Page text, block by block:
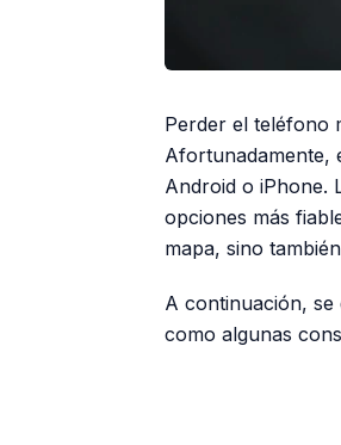
Perder el teléfono
Afortunadamente,
Android o iPhone.
opciones más
mapa, sino
A continuación, se
como algunas